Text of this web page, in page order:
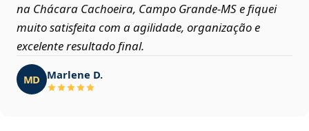
na Chácara Cachoeira, Campo Grande‑MS e fiquei
muito satisfeita com a agilidade, organização e
excelente resultado final.
MD Marlene D.